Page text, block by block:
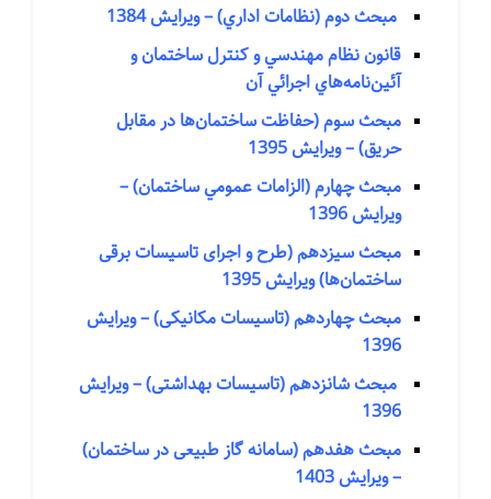
مبحث دوم (نظامات اداري) – ویرایش 1384
قانون نظام مهندسي و كنترل ساختمان و
آئين‌نامه‌هاي اجرائي آن
مبحث سوم (حفاظت ساختمان‌ها در مقابل
حريق) – ویرایش 1395
مبحث چهارم (الزامات عمومي ساختمان) –
ویرایش 1396
مبحث سيزدهم (طرح و اجرای تاسیسات برقی
ساختمان‌ها) ویرایش 1395
مبحث چهاردهم (تاسیسات مکانیکی) – ویرایش
1396
مبحث شانزدهم (تاسیسات بهداشتی) – ویرایش
1396
مبحث هفدهم (سامانه گاز طبیعی در ساختمان)
– ویرایش 1403